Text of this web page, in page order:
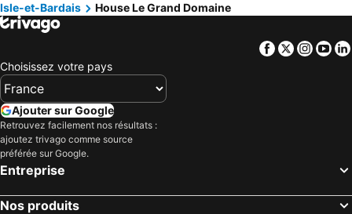
Isle-et-Bardais
House Le Grand Domaine
Facebook
Twitter
Choisissez votre pays
Ajouter sur Google
Retrouvez facilement nos résultats :
ajoutez trivago comme source
préférée sur Google.
Entreprise
Nos produits